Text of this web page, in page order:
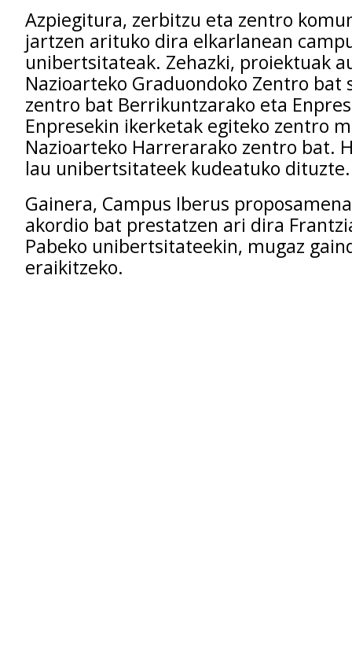
Azpiegitura, zerbitzu eta zentro
jartzen arituko dira elkarlanean
unibertsitateak. Zehazki, proiektuak
Nazioarteko Graduondoko Zentro bat
zentro bat Berrikuntzarako eta
Enpresekin ikerketak egiteko zentro
Nazioarteko Harrerarako zentro bat.
lau unibertsitateek kudeatuko dituzte.
Gainera, Campus Iberus
akordio bat prestatzen ari dira
Pabeko unibertsitateekin, mugaz
eraikitzeko.